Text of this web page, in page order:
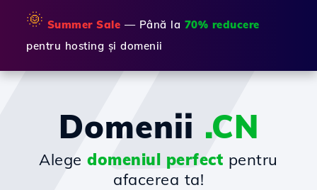
🌞 Summer Sale — Până la 70% reducere
pentru hosting și domenii
Domenii .CN
Alegedomeniul perfect pentru
afacerea ta!